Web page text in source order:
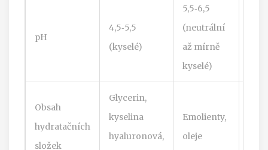
pH
4,5‑5,5
(kyselé)
5,5‑6,5
(neutrální
až mírně
kyselé)
Obsah
hydratačních
složek
Glycerin,
kyselina
hyaluronová,
Emolienty,
oleje